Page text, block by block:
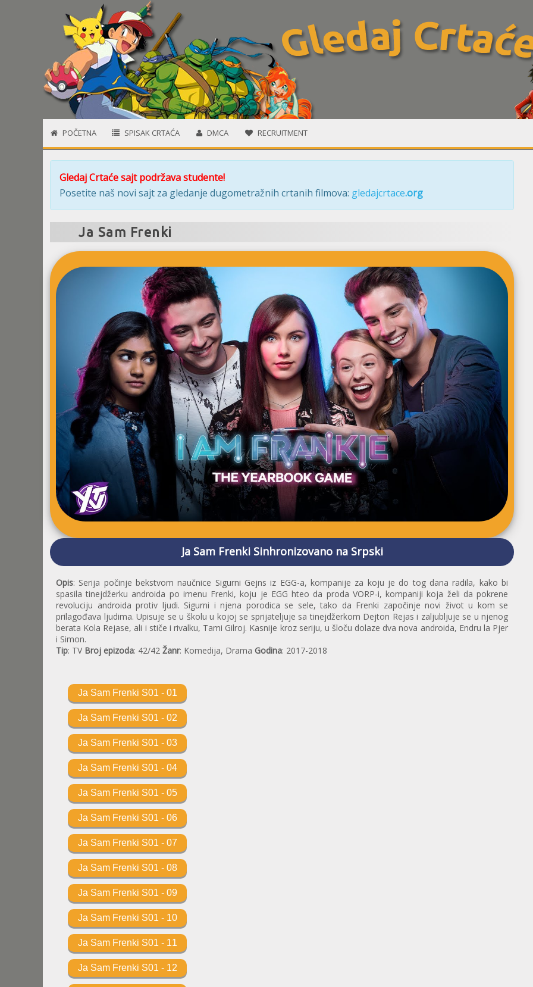
POČETNA SPISAK CRTAĆA DMCA RECRUITMENT
Gledaj Crtaće sajt podržava studente!
Posetite naš novi sajt za gledanje dugometražnih crtanih filmova: gledajcrtace.org
Ja Sam Frenki
Ja Sam Frenki Sinhronizovano na Srpski
Opis: Serija počinje bekstvom naučnice Sigurni Gejns iz EGG-a, kompanije za koju je do tog dana radila, kako bi
spasila tinejdžerku androida po imenu Frenki, koju je EGG hteo da proda VORP-i, kompaniji koja želi da pokrene
revoluciju androida protiv ljudi. Sigurni i njena porodica se sele, tako da Frenki započinje novi život u kom se
prilagođava ljudima. Upisuje se u školu u kojoj se sprijateljuje sa tinejdžerkom Dejton Rejas i zaljubljuje se u njenog
berata Kola Rejase, ali i stiče i rivalku, Tami Gilroj. Kasnije kroz seriju, u šloču dolaze dva nova androida, Endru la Pjer
i Simon.
Tip: TV Broj epizoda: 42/42 Žanr: Komedija, Drama Godina: 2017-2018
Ja Sam Frenki S01 - 01
Ja Sam Frenki S01 - 02
Ja Sam Frenki S01 - 03
Ja Sam Frenki S01 - 04
Ja Sam Frenki S01 - 05
Ja Sam Frenki S01 - 06
Ja Sam Frenki S01 - 07
Ja Sam Frenki S01 - 08
Ja Sam Frenki S01 - 09
Ja Sam Frenki S01 - 10
Ja Sam Frenki S01 - 11
Ja Sam Frenki S01 - 12